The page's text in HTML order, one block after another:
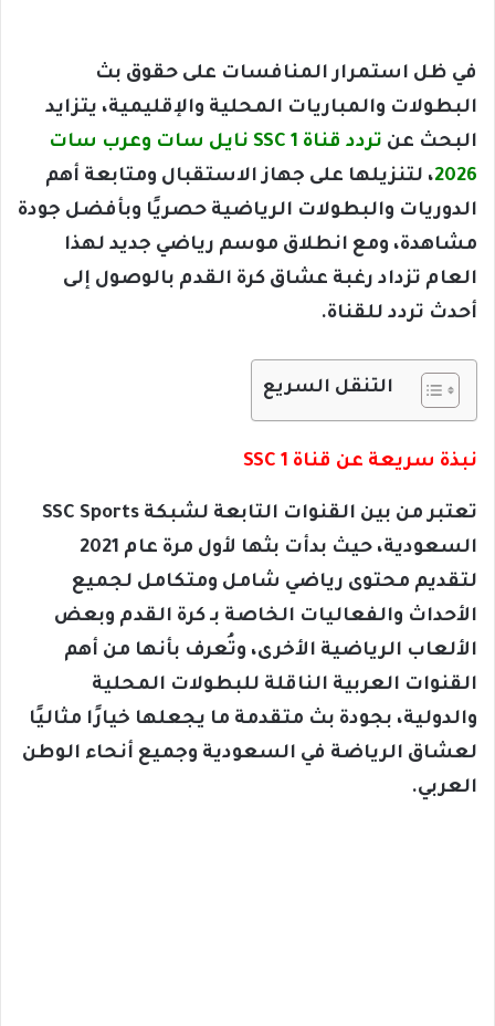
في ظل استمرار المنافسات على حقوق بث
البطولات والمباريات المحلية والإقليمية، يتزايد
البحث عن
تردد قناة SSC 1 نايل سات وعرب سات
2026، لتنزيلها على جهاز الاستقبال ومتابعة أهم
الدوريات والبطولات الرياضية حصريًا وبأفضل جودة
مشاهدة، ومع انطلاق موسم رياضي جديد لهذا
العام تزداد رغبة عشاق كرة القدم بالوصول إلى
أحدث تردد للقناة.
التنقل السريع
نبذة سريعة عن قناة SSC 1
تعتبر من بين القنوات التابعة لشبكة SSC Sports
السعودية، حيث بدأت بثها لأول مرة عام 2021
لتقديم محتوى رياضي شامل ومتكامل لجميع
الأحداث والفعاليات الخاصة بـ كرة القدم وبعض
الألعاب الرياضية الأخرى، وتُعرف بأنها من أهم
القنوات العربية الناقلة للبطولات المحلية
والدولية، بجودة بث متقدمة ما يجعلها خيارًا مثاليًا
لعشاق الرياضة في السعودية وجميع أنحاء الوطن
العربي.